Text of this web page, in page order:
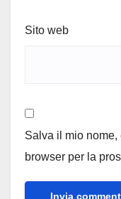
Sito web
Salva il mio
browser per la